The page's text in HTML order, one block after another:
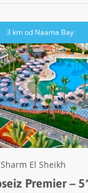
3 km od Naama Bay
Sharm El Sheikh
Premier –